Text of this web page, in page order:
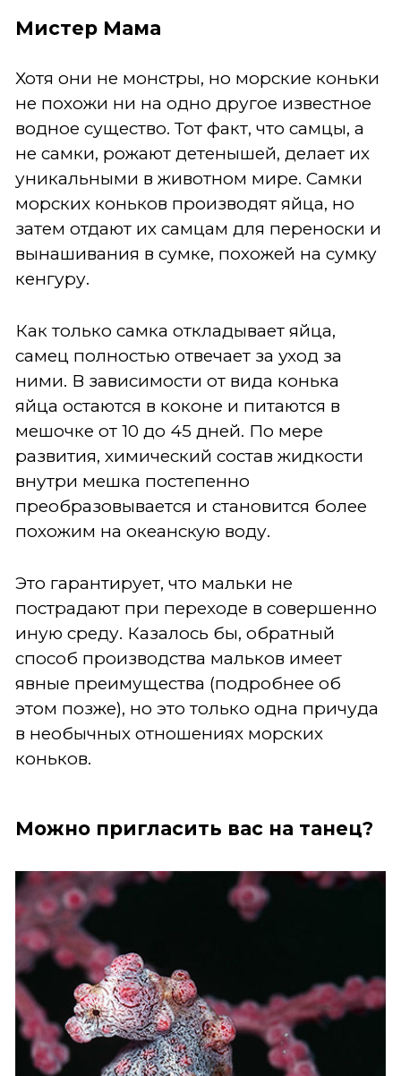
Мистер Мама
Хотя они не монстры, но морские коньки
не похожи ни на одно другое известное
водное существо. Тот факт, что самцы, а
не самки, рожают детенышей, делает их
уникальными в животном мире. Самки
морских коньков производят яйца, но
затем отдают их самцам для переноски и
вынашивания в сумке, похожей на сумку
кенгуру.
Как только самка откладывает яйца,
самец полностью отвечает за уход за
ними. В зависимости от вида конька
яйца остаются в коконе и питаются в
мешочке от 10 до 45 дней. По мере
развития, химический состав жидкости
внутри мешка постепенно
преобразовывается и становится более
похожим на океанскую воду.
Это гарантирует, что мальки не
пострадают при переходе в совершенно
иную среду. Казалось бы, обратный
способ производства мальков имеет
явные преимущества (подробнее об
этом позже), но это только одна причуда
в необычных отношениях морских
коньков.
Можно пригласить вас на танец?